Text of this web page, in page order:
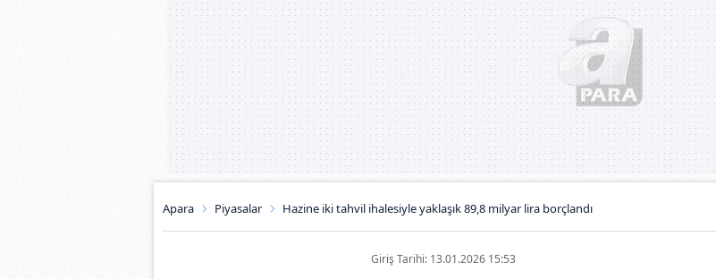
Apara Piyasalar Hazine iki tahvil ihalesiyle yaklaşık 89,8 milyar lira borçlandı
Giriş Tarihi: 13.01.2026 15:53